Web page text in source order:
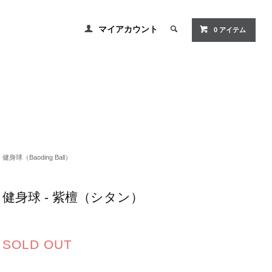
マイアカウント 0 アイテム
健身球（Baoding Ball）
健身球 - 紫檀（シタン）
SOLD OUT